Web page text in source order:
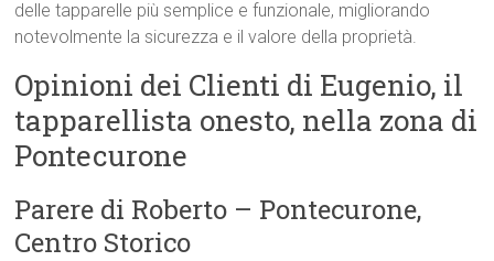
delle tapparelle più semplice e funzionale, migliorando
notevolmente la sicurezza e il valore della proprietà.
Opinioni dei Clienti di Eugenio, il
tapparellista onesto, nella zona di
Pontecurone
Parere di Roberto – Pontecurone,
Centro Storico